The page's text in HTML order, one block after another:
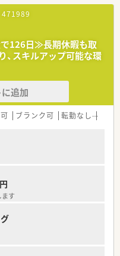
県を中心に100店舗以上の調
企業です。
への協賛などを通じて、地域
に取り組んでいます。
明確に分業されており、薬剤
築しております。
経験豊富なスタッフによる
安心できる環境です。
スを重視しています。
ーセントと非常に低く、新卒
評のある職場です。
トシステムなど、最新鋭の調
ント対策を行っています。
仕組みを作っています。
とコラボしたドラッグスト
471989
で126日≫長期休暇も取
、スキルアップ可能な環
追加
ブランク可 転勤なし
す